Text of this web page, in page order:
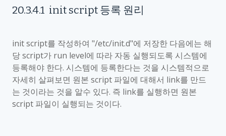
20.3.4.1 init script 등록 원리
init script를 작성하여 "/etc/init.d"에 저장한 다음에는 해
당script가 run level에 따라 자동 실행되도록 시스템에
등록해야 한다. 시스템에 등록한다는 것을 시스템적으로
자세히 살펴보면 원본 script 파일에 대해서 link를 만드
는 것이라는 것을 알수 있다. 즉 link를 실행하면 원본
script 파일이 실행되는 것이다.